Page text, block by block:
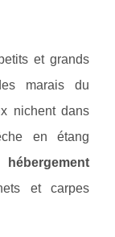
et grands
marais du
nichent dans
en étang
hébergement
et carpes